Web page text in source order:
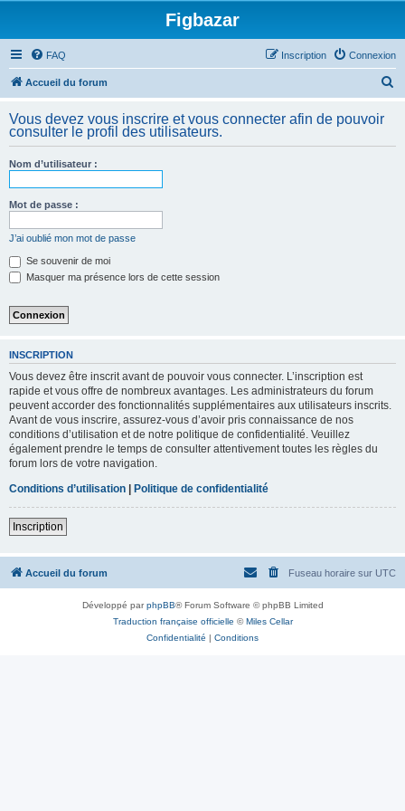
Figbazar
FAQ Connexion
Inscription
Accueil du forum
h
Vous devez vous inscrire et vous connecter afin de pouvoir
consulter le profil des utilisateurs.
Nom d’utilisateur :
Mot de passe :
J’ai oublié mon mot de passe
Se souvenir de moi
Masquer ma présence lors de cette session
INSCRIPTION
Vous devez être inscrit avant de pouvoir vous connecter. L’inscription est
rapide et vous offre de nombreux avantages. Les administrateurs du forum
peuvent accorder des fonctionnalités supplémentaires aux utilisateurs inscrits.
Avant de vous inscrire, assurez-vous d’avoir pris connaissance de nos
conditions d’utilisation et de notre politique de confidentialité. Veuillez
également prendre le temps de consulter attentivement toutes les règles du
forum lors de votre navigation.
Conditions d’utilisation | Politique de confidentialité
Inscription
Accueil du forum Fuseau horaire sur UTC
Développé parphpBB® Forum Software © phpBB Limited
Traduction française officielle ©Miles Cellar
Confidentialité | Conditions